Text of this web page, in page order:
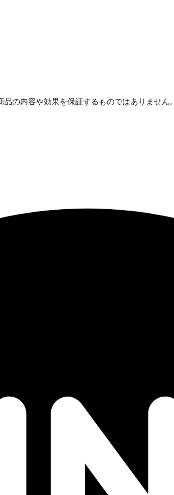
の内容や効果を保証するものではありません。